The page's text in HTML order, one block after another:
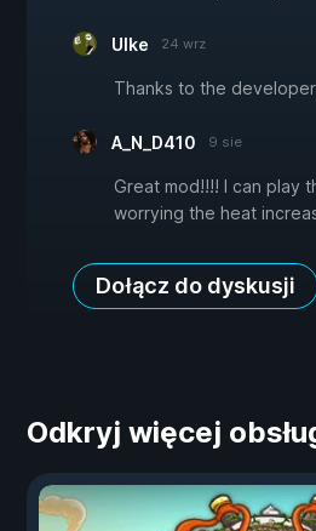
Ulke 24 wrz
Thanks to the developer
A_N_D410 9 sie
Great mod!!!! I can play
worrying the heat
Dołącz do dyskusji
Odkryj więcej